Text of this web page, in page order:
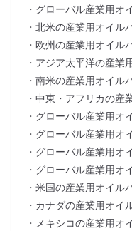
・グローバル産業用オ
・北米の産業用オイル
・欧州の産業用オイル
・アジア太平洋の産業
・南米の産業用オイル
・中東・アフリカの産
・グローバル産業用オ
・グローバル産業用オ
・グローバル産業用オ
・グローバル産業用オ
・米国の産業用オイル
・カナダの産業用オイ
・メキシコの産業用オ